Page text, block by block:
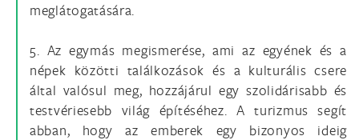
meglátogatására.
5. Az egymás megismerése, ami az egyének és a
népek közötti találkozások és a kulturális csere
által valósul meg, hozzájárul egy szolidárisabb és
testvériesebb világ építéséhez. A turizmus segít
abban, hogy az emberek egy bizonyos ideig